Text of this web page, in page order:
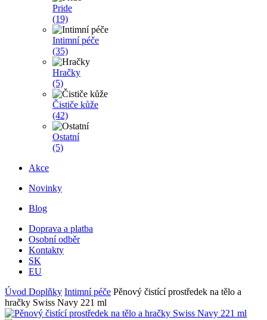
Pride
(19)
Intimní péče
(35)
Hračky
(5)
Čističe kůže
(42)
Ostatní
(5)
Akce
Novinky
Blog
Doprava a platba
Osobní odběr
Kontakty
SK
EU
Úvod Doplňky Intimní péče Pěnový čistící prostředek na tělo a
hračky Swiss Navy 221 ml